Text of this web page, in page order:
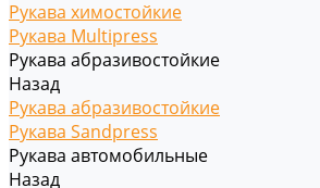
Рукава химостойкие
Рукава Multipress
Рукава абразивостойкие
Назад
Рукава абразивостойкие
Рукава Sandpress
Рукава автомобильные
Назад